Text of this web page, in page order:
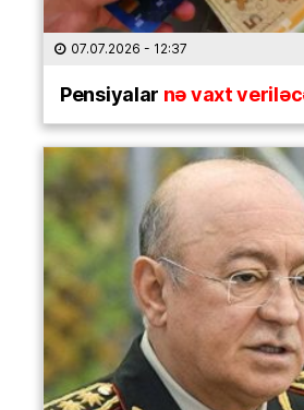
07.07.2026 - 12:37
Pensiyalar nə vaxt